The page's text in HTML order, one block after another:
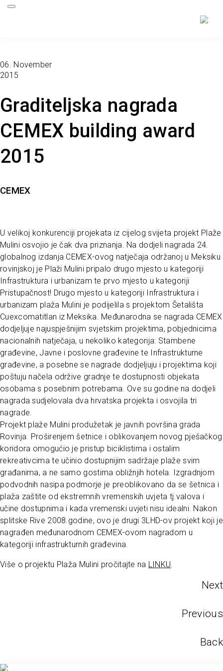
Graditeljska nagrada
CEMEX building award
2015
CEMEX
06. November
2015
U velikoj konkurenciji projekata iz cijelog svijeta projekt Plaže
Mulini osvojio je čak dva priznanja. Na dodjeli nagrada 24.
globalnog izdanja CEMEX-ovog natječaja održanoj u Meksiku
rovinjskoj je Plaži Mulini pripalo drugo mjesto u kategoriji
Infrastruktura i urbanizam te prvo mjesto u kategoriji
Pristupačnost! Drugo mjesto u kategoriji Infrastruktura i
urbanizam plaža Mulini je podijelila s projektom Šetališta
Cuexcomatitlan iz Meksika. Međunarodna se nagrada CEMEX
dodjeljuje najuspješnijim svjetskim projektima, pobjednicima
nacionalnih natječaja, u nekoliko kategorija: Stambene
građevine, Javne i poslovne građevine te Infrastrukturne
građevine, a posebne se nagrade dodjeljuju i projektima koji
poštuju načela održive gradnje te dostupnosti objekata
osobama s posebnim potrebama. Ove su godine na dodjeli
nagrada sudjelovala dva hrvatska projekta i osvojila tri
nagrade.
Projekt plaže Mulini produžetak je javnih površina grada
Rovinja. Proširenjem šetnice i oblikovanjem novog pješačkog
koridora omogućio je pristup biciklistima i ostalim
rekreativcima te učinio dostupnijim sadržaje plaže svim
građanima, a ne samo gostima obližnjih hotela. Izgradnjom
podvodnih nasipa podmorje je preoblikovano da se šetnica i
plaža zaštite od ekstremnih vremenskih uvjeta tj.valova i
učine dostupnima i kada vremenski uvjeti nisu idealni. Nakon
splitske Rive 2008.godine, ovo je drugi 3LHD-ov projekt koji je
nagrađen međunarodnom CEMEX-ovom nagradom u
kategoriji infrastrukturnih građevina.
Više o projektu Plaža Mulini pročitajte na LINKU.
Next
Previous
Back